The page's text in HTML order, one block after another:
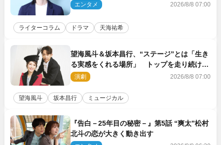
エンタメ 2026/8/8 07:00
ライターコラム ドラマ 天海祐希
望海風斗＆坂本昌行、“ステージ”とは「生き
る実感をくれる場所」 トップを走り続ける
原動力を語る
演劇 2026/8/8 07:00
望海風斗 坂本昌行 ミュージカル
『告白－25年目の秘密－』第5話 “爽太”松村
北斗の恋が大きく動き出す